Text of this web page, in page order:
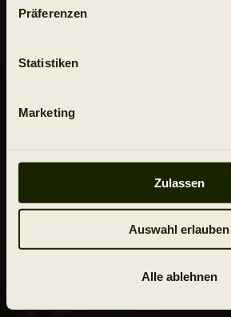
Präferenzen
Statistiken
Marketing
Zulassen
Auswahl erlauben
Alle ablehnen